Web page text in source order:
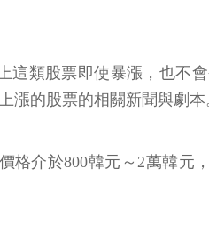
類股票即使暴漲，也不
的股票的相關新聞與劇本
介於800韓元～2萬韓元